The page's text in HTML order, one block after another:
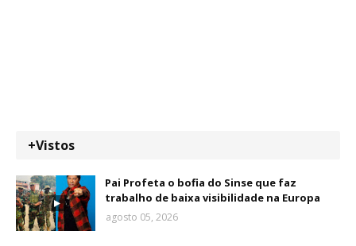
+Vistos
Pai Profeta o bofia do Sinse que faz
trabalho de baixa visibilidade na Europa
agosto 05, 2026